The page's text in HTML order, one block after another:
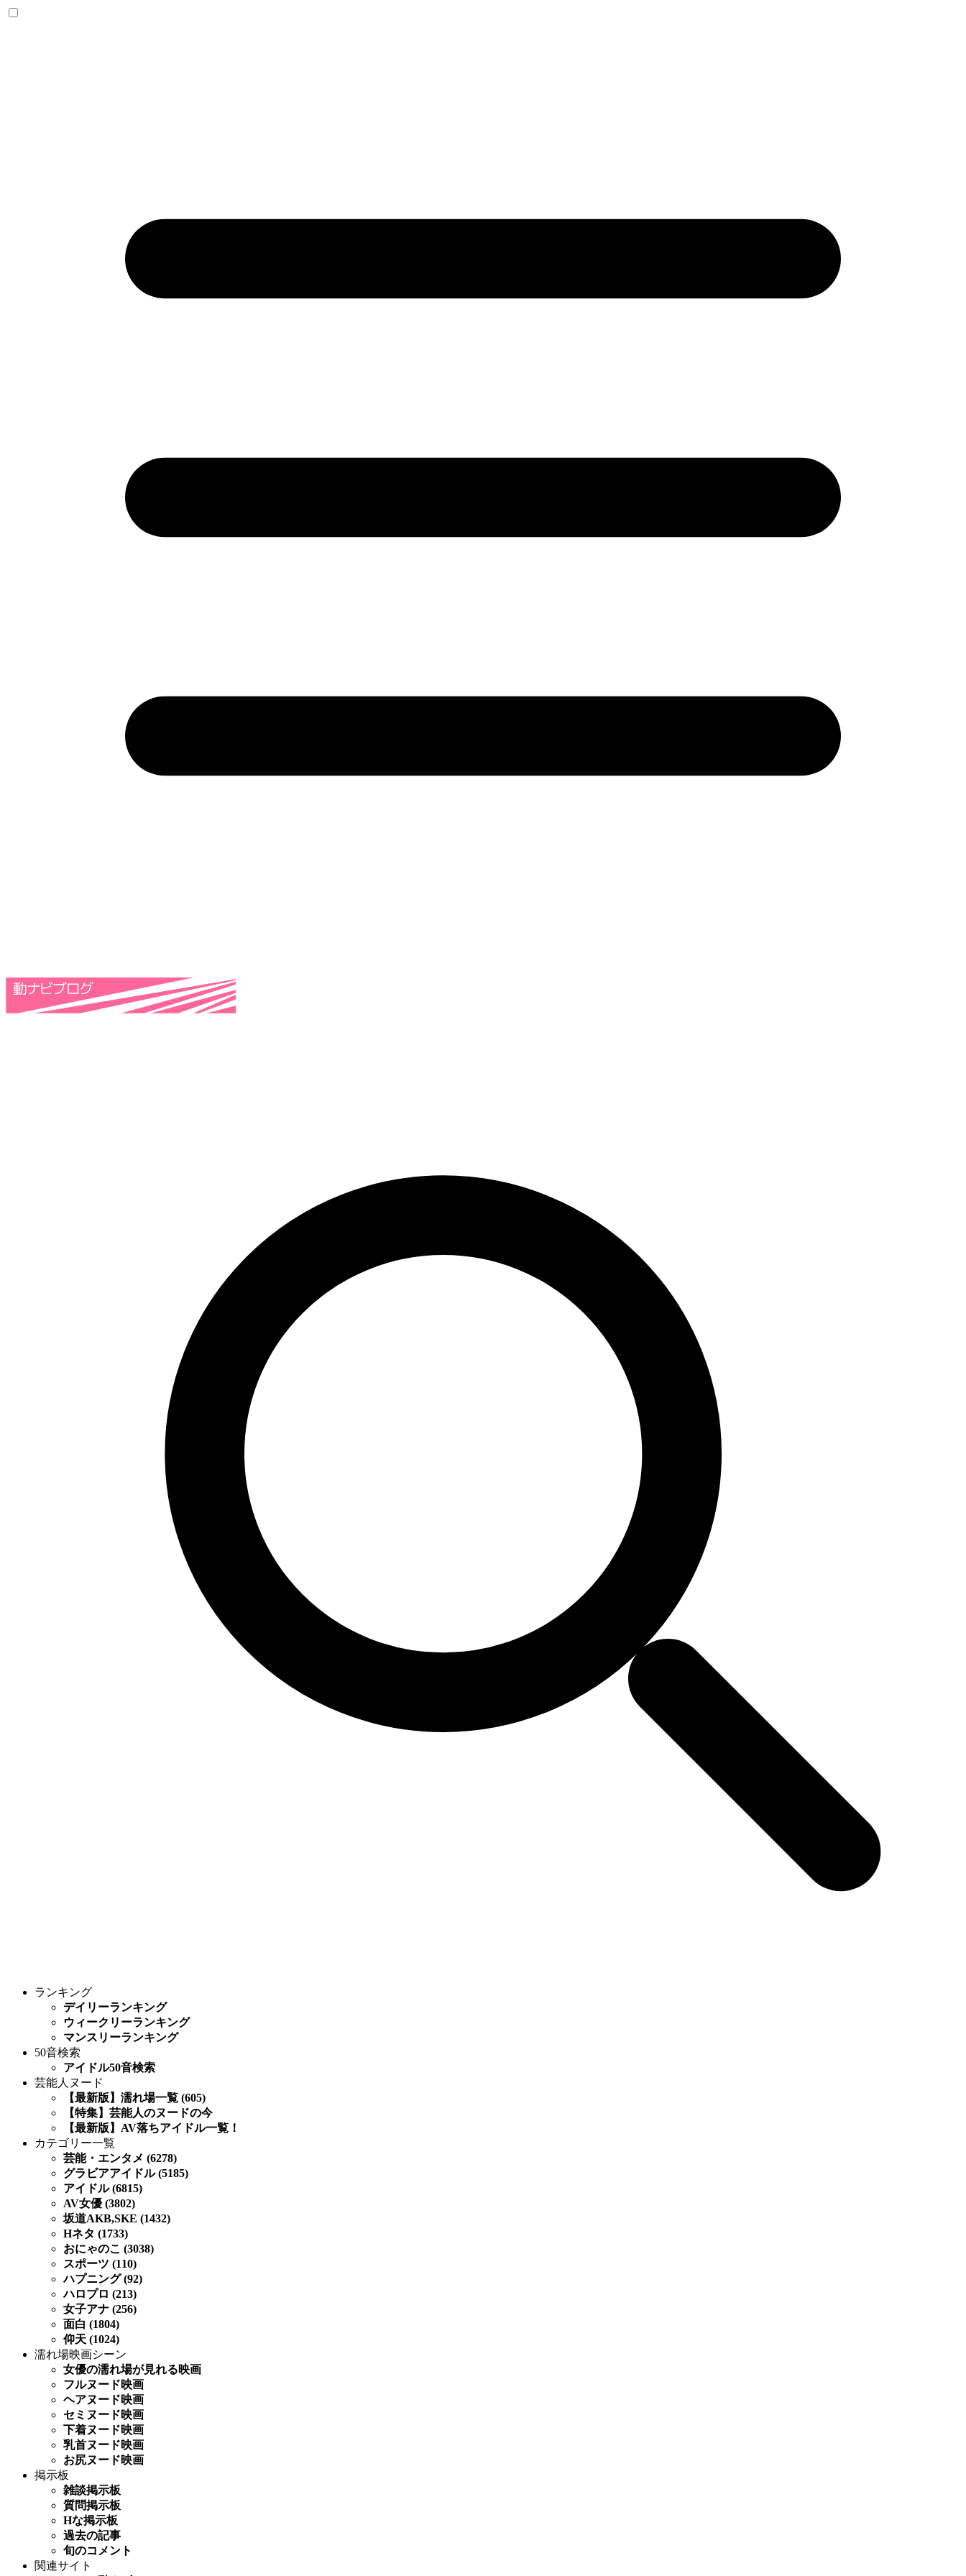
ランキング
デイリーランキング
ウィークリーランキング
マンスリーランキング
50音検索
アイドル50音検索
芸能人ヌード
【最新版】濡れ場一覧 (605)
【特集】芸能人のヌードの今
【最新版】AV落ちアイドル一覧！
カテゴリー一覧
芸能・エンタメ (6278)
グラビアアイドル (5185)
アイドル (6815)
AV女優 (3802)
坂道AKB,SKE (1432)
Hネタ (1733)
おにゃのこ (3038)
スポーツ (110)
ハプニング (92)
ハロプロ (213)
女子アナ (256)
面白 (1804)
仰天 (1024)
濡れ場映画シーン
女優の濡れ場が見れる映画
フルヌード映画
ヘアヌード映画
セミヌード映画
下着ヌード映画
乳首ヌード映画
お尻ヌード映画
掲示板
雑談掲示板
質問掲示板
Hな掲示板
過去の記事
旬のコメント
関連サイト